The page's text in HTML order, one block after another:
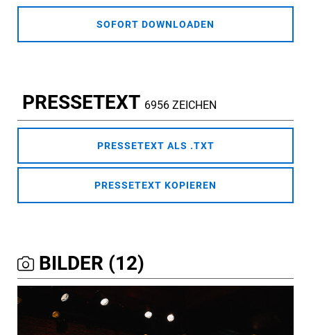
SOFORT DOWNLOADEN
PRESSETEXT 6956 ZEICHEN
PRESSETEXT ALS .TXT
PRESSETEXT KOPIEREN
BILDER (12)